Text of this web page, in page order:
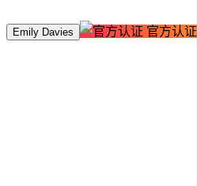
Emily Davies 官方认证